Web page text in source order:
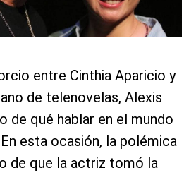
entre Cinthia Aparicio y
de telenovelas, Alexis
de qué hablar en el mundo
esta ocasión, la polémica
de que la actriz tomó la